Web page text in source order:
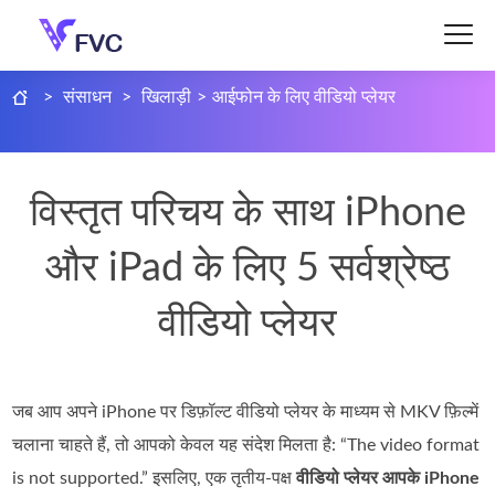
> संसाधन > खिलाड़ी > आईफोन के लिए वीडियो प्लेयर
विस्तृत परिचय के साथ iPhone
और iPad के लिए 5 सर्वश्रेष्ठ
वीडियो प्लेयर
जब आप अपने iPhone पर डिफ़ॉल्ट वीडियो प्लेयर के माध्यम से MKV फ़िल्में
चलाना चाहते हैं, तो आपको केवल यह संदेश मिलता है: “The video format
is not supported.” इसलिए, एक तृतीय‑पक्षवीडियो प्लेयर आपके iPhone